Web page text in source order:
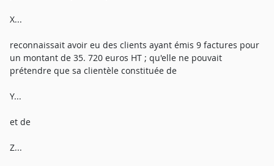
X...
reconnaissait avoir eu des clients ayant émis 9 factures pour
un montant de 35. 720 euros HT ; qu'elle ne pouvait
prétendre que sa clientèle constituée de
Y...
et de
Z...